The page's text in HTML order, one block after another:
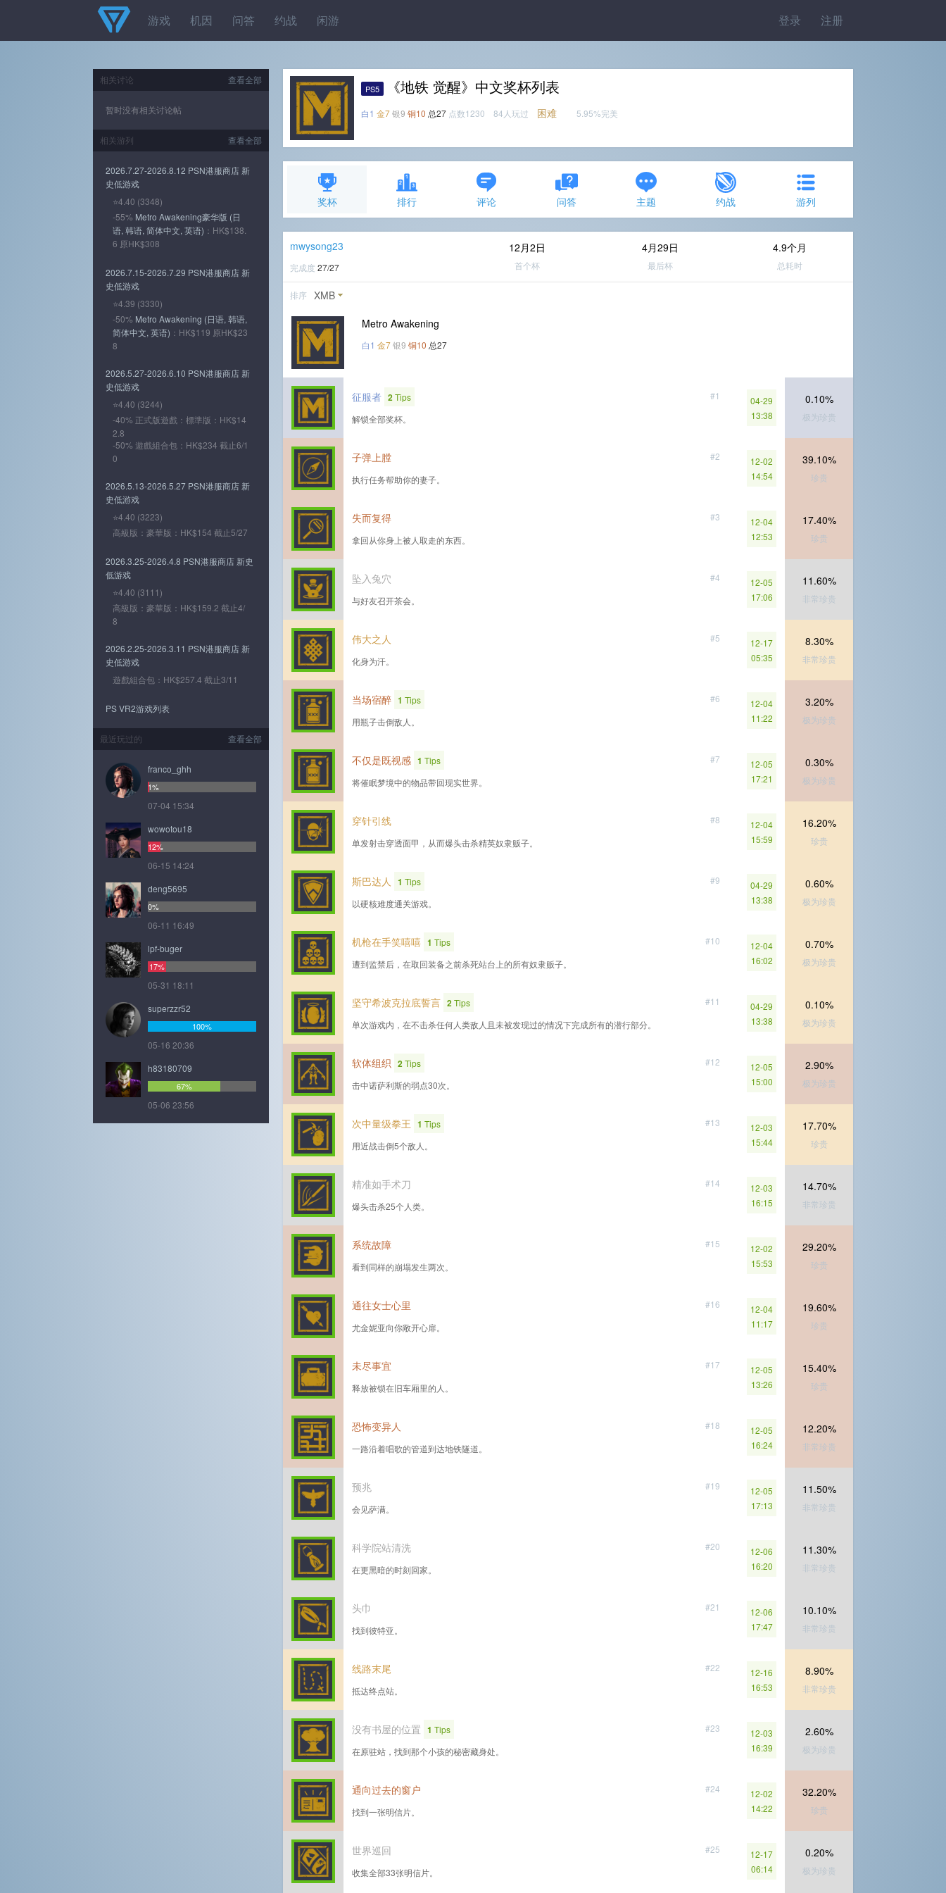
登录 注册
游戏 机因 问答 约战 闲游
PS5 《地铁 觉醒》中文奖杯列表
白1 金7银9 铜10 总27 点数1230 84人玩过 困难 5.95%完美
奖杯 排行 评论 问答 主题 约战 游列
mwysong23
完成度 27/27
12月2日
首个杯
4月29日
最后杯
4.9个月
总耗时
排序 XMB
Metro Awakening
白1 金7银9 铜10 总27
#1
征服者 2Tips
解锁全部奖杯。
04-29
13:38
0.10%
极为珍贵
#2
子弹上膛
执行任务帮助你的妻子。
12-02
14:54
39.10%
珍贵
#3
失而复得
拿回从你身上被人取走的东西。
12-04
12:53
17.40%
珍贵
#4
坠入兔穴
与好友召开茶会。
12-05
17:06
11.60%
非常珍贵
#5
伟大之人
化身为汗。
12-17
05:35
8.30%
非常珍贵
#6
当场宿醉 1 Tips
用瓶子击倒敌人。
12-04
11:22
3.20%
极为珍贵
#7
不仅是既视感 1 Tips
将催眠梦境中的物品带回现实世界。
12-05
17:21
0.30%
极为珍贵
#8
穿针引线
单发射击穿透面甲，从而爆头击杀精英奴隶贩子。
12-04
15:59
16.20%
珍贵
#9
斯巴达人 1 Tips
以硬核难度通关游戏。
04-29
13:38
0.60%
极为珍贵
#10
机枪在手笑嘻嘻 1 Tips
遭到监禁后，在取回装备之前杀死站台上的所有奴隶贩子。
12-04
16:02
0.70%
极为珍贵
#11
坚守希波克拉底誓言 2Tips
单次游戏内，在不击杀任何人类敌人且未被发现过的情况下完成所有的潜行部分。
04-29
13:38
0.10%
极为珍贵
#12
软体组织 2Tips
击中诺萨利斯的弱点30次。
12-05
15:00
2.90%
极为珍贵
#13
次中量级拳王 1 Tips
用近战击倒5个敌人。
12-03
15:44
17.70%
珍贵
#14
精准如手术刀
爆头击杀25个人类。
12-03
16:15
14.70%
非常珍贵
#15
系统故障
看到同样的崩塌发生两次。
12-02
15:53
29.20%
珍贵
#16
通往女士心里
尤金妮亚向你敞开心扉。
12-04
11:17
19.60%
珍贵
#17
未尽事宜
释放被锁在旧车厢里的人。
12-05
13:26
15.40%
珍贵
#18
恐怖变异人
一路沿着唱歌的管道到达地铁隧道。
12-05
16:24
12.20%
非常珍贵
#19
预兆
会见萨满。
12-05
17:13
11.50%
非常珍贵
#20
科学院站清洗
在更黑暗的时刻回家。
12-06
16:20
11.30%
非常珍贵
#21
头巾
找到彼特亚。
12-06
17:47
10.10%
非常珍贵
#22
线路末尾
抵达终点站。
12-16
16:53
8.90%
非常珍贵
#23
没有书屋的位置 1 Tips
在原驻站，找到那个小孩的秘密藏身处。
12-03
16:39
2.60%
极为珍贵
#24
通向过去的窗户
找到一张明信片。
12-02
14:22
32.20%
珍贵
#25
世界巡回
收集全部33张明信片。
12-17
06:14
0.20%
极为珍贵
查看全部
相关讨论
暂时没有相关讨论帖
查看全部
相关游列
2026.7.27-2026.8.12 PSN港服商店 新
史低游戏
⭐4.40 (3348)
-55% Metro Awakening豪华版 (日
语, 韩语, 简体中文, 英语) ：HK$138.
6 原HK$308
2026.7.15-2026.7.29 PSN港服商店 新
史低游戏
⭐4.39 (3330)
-50% Metro Awakening (日语, 韩语,
简体中文, 英语) ：HK$119 原HK$23
8
2026.5.27-2026.6.10 PSN港服商店 新
史低游戏
⭐4.40 (3244)
-40% 正式版遊戲：標準版：HK$14
2.8
-50% 遊戲組合包：HK$234 截止6/1
0
2026.5.13-2026.5.27 PSN港服商店 新
史低游戏
⭐4.40 (3223)
高級版：豪華版：HK$154 截止5/27
2026.3.25-2026.4.8 PSN港服商店 新史
低游戏
⭐4.40 (3111)
高級版：豪華版：HK$159.2 截止4/
8
2026.2.25-2026.3.11 PSN港服商店 新
史低游戏
遊戲組合包：HK$257.4 截止3/11
PS VR2游戏列表
查看全部
最近玩过的
franco_ghh
1%
07-04 15:34
wowotou18
12%
06-15 14:24
deng5695
0%
06-11 16:49
lpf-buger
17%
05-31 18:11
superzzr52
100%
05-16 20:36
h83180709
67%
05-06 23:56